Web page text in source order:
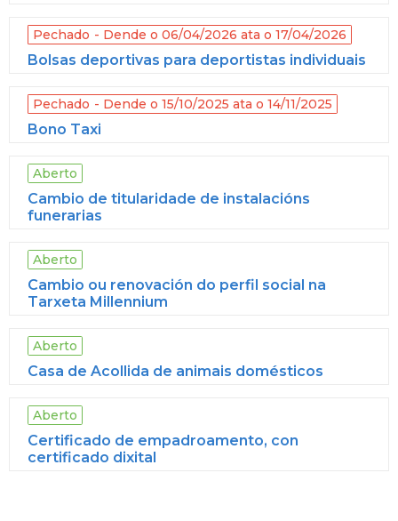
Pechado Dende o 06/04/2026 ata o 17/04/2026
Bolsas deportivas para deportistas individuais
Pechado Dende o 15/10/2025 ata o 14/11/2025
Bono Taxi
Aberto
Cambio de titularidade de instalacións
funerarias
Aberto
Cambio ou renovación do perfil social na
Tarxeta Millennium
Aberto
Casa de Acollida de animais domésticos
Aberto
Certificado de empadroamento, con
certificado dixital